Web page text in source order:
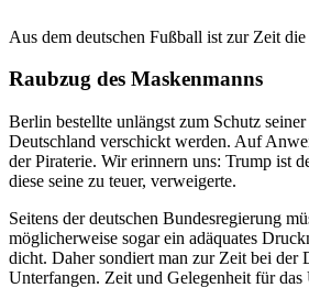
Aus dem deutschen Fußball ist zur Zeit
Raubzug des Maskenmanns
Berlin bestellte unlängst zum Schutz
Deutschland verschickt werden. Auf
der Piraterie. Wir erinnern uns: Trump ist
diese seine zu teuer, verweigerte.
Seitens der deutschen Bundesregierung
möglicherweise sogar ein adäquates
dicht. Daher sondiert man zur Zeit bei der
Unterfangen. Zeit und Gelegenheit für